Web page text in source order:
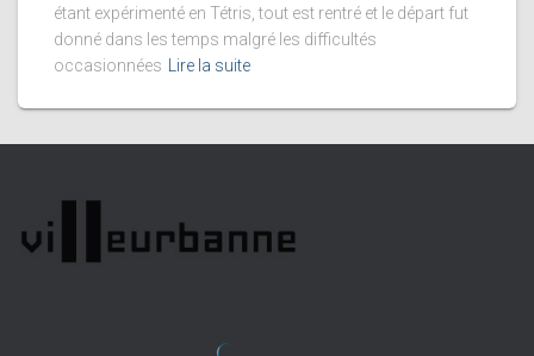
étant expérimenté en Tétris, tout est rentré et le départ fut
donné dans les temps malgré les difficultés
occasionnées
Lire la suite